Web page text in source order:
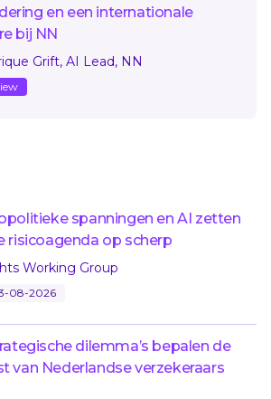
en een internationale
bij NN
Grift, AI Lead, NN
spanningen en AI zetten
risicoagenda op scherp
Working Group
08-2026
dilemma’s bepalen de
van Nederlandse verzekeraars